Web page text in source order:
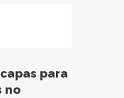
para
no